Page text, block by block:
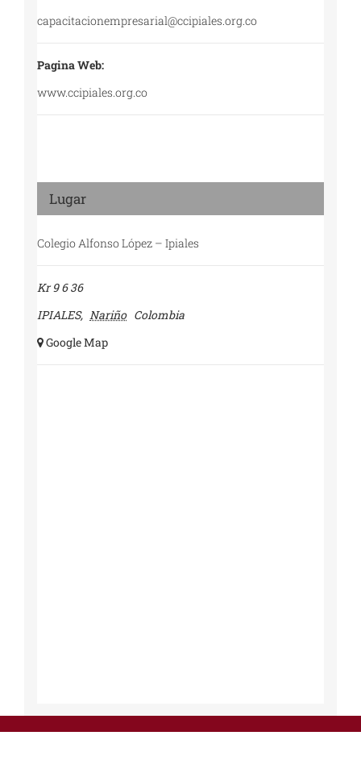
capacitacionempresarial@ccipiales.org.co
Pagina Web:
www.ccipiales.org.co
Lugar
Colegio Alfonso López – Ipiales
Kr 9 6 36
IPIALES, Nariño Colombia
+ Google Map